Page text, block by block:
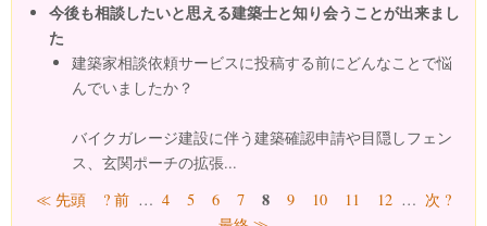
今後も相談したいと思える建築士と知り会うことが出来まし
た
建築家相談依頼サービスに投稿する前にどんなことで悩
んでいましたか？
バイクガレージ建設に伴う建築確認申請や目隠しフェン
ス、玄関ポーチの拡張...
ページ
≪ 先頭 ? 前 … 4 5 6 7 8 9 10 11 12 … 次 ?